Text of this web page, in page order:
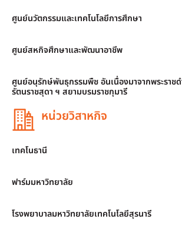
ศูนย์นวัตกรรมและเทคโนโลยีการศึกษา
ศูนย์สหกิจศึกษาและพัฒนาอาชีพ
ศูนย์อนุรักษ์พันธุกรรมพืช อันเนื่องมาจากพระราช
รัตนราชสุดา ฯ สยามบรมราชกุมารี
หน่วยวิสาหกิจ
เทคโนธานี
ฟาร์มมหาวิทยาลัย
โรงพยาบาลมหาวิทยาลัยเทคโนโลยีสุรนารี